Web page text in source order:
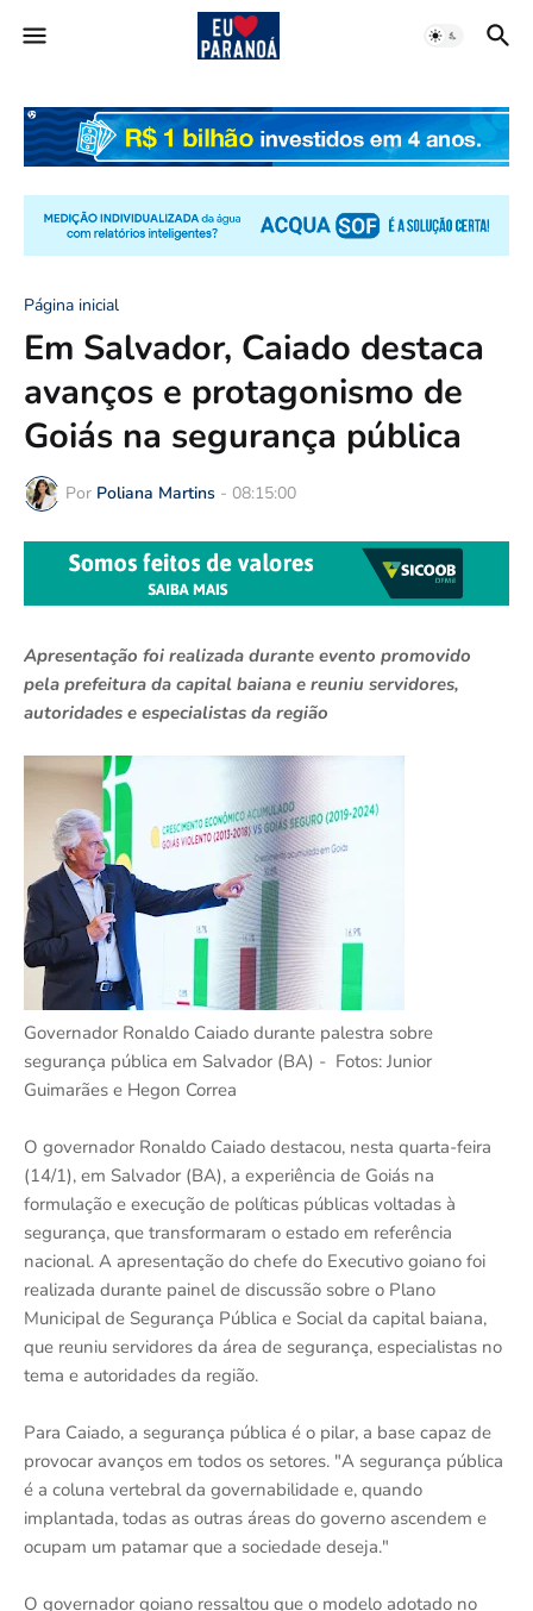
Página inicial
Em Salvador, Caiado destaca
avanços e protagonismo de
Goiás na segurança pública
Por Poliana Martins - 08:15:00
Apresentação foi realizada durante evento promovido
pela prefeitura da capital baiana e reuniu servidores,
autoridades e especialistas da região
Governador Ronaldo Caiado durante palestra sobre
segurança pública em Salvador (BA) - Fotos: Junior
Guimarães e Hegon Correa
O governador Ronaldo Caiado destacou, nesta quarta-feira
(14/1), em Salvador (BA), a experiência de Goiás na
formulação e execução de políticas públicas voltadas à
segurança, que transformaram o estado em referência
nacional. A apresentação do chefe do Executivo goiano foi
realizada durante painel de discussão sobre o Plano
Municipal de Segurança Pública e Social da capital baiana,
que reuniu servidores da área de segurança, especialistas no
tema e autoridades da região.
Para Caiado, a segurança pública é o pilar, a base capaz de
provocar avanços em todos os setores. "A segurança pública
é a coluna vertebral da governabilidade e, quando
implantada, todas as outras áreas do governo ascendem e
ocupam um patamar que a sociedade deseja."
O governador goiano ressaltou que o modelo adotado no